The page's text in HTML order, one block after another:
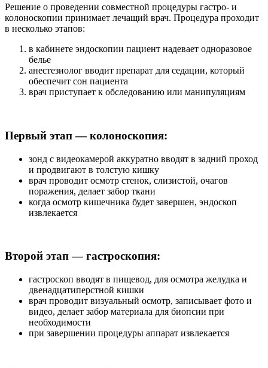
Решение о проведении совместной процедуры гастро- и
колоноскопии принимает лечащий врач. Процедура проходит
в несколько этапов:
в кабинете эндоскопии пациент надевает одноразовое
белье
анестезиолог вводит препарат для седации, который
обеспечит сон пациента
врач приступает к обследованию или манипуляциям
Первый этап — колоноскопия:
зонд с видеокамерой аккуратно вводят в задний проход
и продвигают в толстую кишку
врач проводит осмотр стенок, слизистой, очагов
поражения, делает забор ткани
когда осмотр кишечника будет завершен, эндоскоп
извлекается
Второй этап — гастроскопия:
гастроскоп вводят в пищевод, для осмотра желудка и
двенадцатиперстной кишки
врач проводит визуальный осмотр, записывает фото и
видео, делает забор материала для биопсии при
необходимости
при завершении процедуры аппарат извлекается